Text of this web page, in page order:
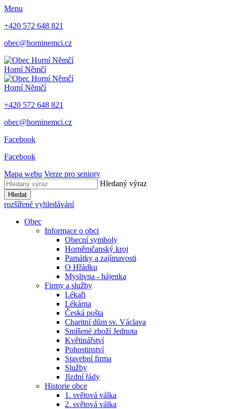
Menu
+420 572 648 821
obec@horninemci.cz
Horní Němčí
Horní Němčí
+420 572 648 821
obec@horninemci.cz
Facebook
Facebook
Mapa webu Verze pro seniory
Hledaný výraz
Hledat
rozšířené vyhledávání
Obec
Informace o obci
Obecní symboly
Horněmčanský kroj
Památky a zajímavosti
O Hřádku
Myslivna - hájenka
Firmy a služby
Lékaři
Lékárna
Česká pošta
Charitní dům sv. Václava
Smíšené zboží Jednota
Květinářství
Pohostinství
Stavební firma
Služby
Jízdní řády
Historie obce
1. světová válka
2. světová válka